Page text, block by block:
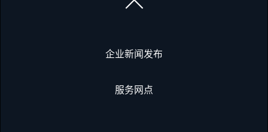
企业新闻发布
服务网点